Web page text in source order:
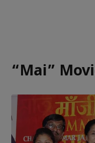
“Mai”